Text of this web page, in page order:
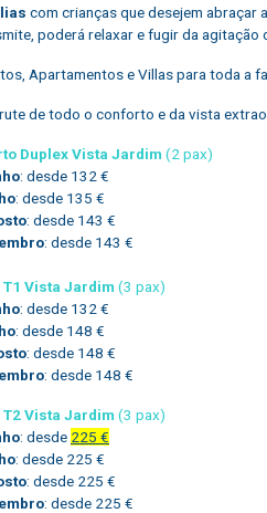
com crianças que desejem abraçar
poderá relaxar e fugir da agitação
Apartamentos e Villas para toda a
de todo o conforto e da vista
Duplex Vista Jardim (2 pax)
: desde 132 €
: desde 135 €
: desde 143 €
: desde 143 €
Vista Jardim (3 pax)
: desde 132 €
: desde 148 €
: desde 148 €
: desde 148 €
Vista Jardim (3 pax)
: desde 225 €
: desde 225 €
: desde 225 €
: desde 225 €